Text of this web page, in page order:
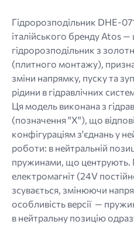
Гідророзподільник DHE-
італійського бренду Atos —
гідророзподільник з
(плитного монтажу),
зміни напрямку, пуску та
рідини в гідравлічних
Ця модель виконана з
(позначення "Х"), що
конфігураціям з'єднань у
роботи: в нейтральній
пружинами, що центрують.
електромагніт (24V
зсувається, змінюючи
особливість версії —
в нейтральну позицію